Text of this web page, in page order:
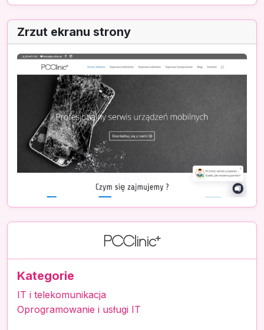
Zrzut ekranu strony
Kategorie
IT i telekomunikacja
Oprogramowanie i usługi IT